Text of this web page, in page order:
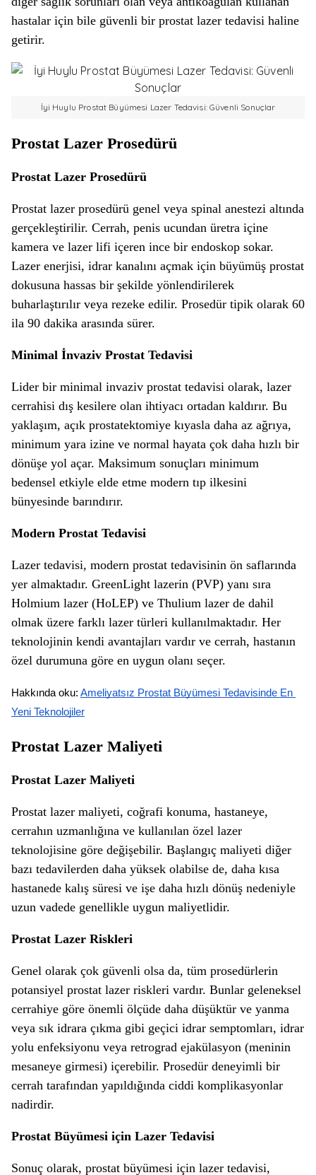
hastalar için bile güvenli bir prostat lazer tedavisi haline
getirir.
İyi Huylu Prostat Büyümesi Lazer Tedavisi: Güvenli Sonuçlar
Prostat Lazer Prosedürü
Prostat Lazer Prosedürü
Prostat lazer prosedürü genel veya spinal anestezi altında
gerçekleştirilir. Cerrah, penis ucundan üretra içine
kamera ve lazer lifi içeren ince bir endoskop sokar.
Lazer enerjisi, idrar kanalını açmak için büyümüş prostat
dokusuna hassas bir şekilde yönlendirilerek
buharlaştırılır veya rezeke edilir. Prosedür tipik olarak 60
ila 90 dakika arasında sürer.
Minimal İnvaziv Prostat Tedavisi
Lider bir minimal invaziv prostat tedavisi olarak, lazer
cerrahisi dış kesilere olan ihtiyacı ortadan kaldırır. Bu
yaklaşım, açık prostatektomiye kıyasla daha az ağrıya,
minimum yara izine ve normal hayata çok daha hızlı bir
dönüşe yol açar. Maksimum sonuçları minimum
bedensel etkiyle elde etme modern tıp ilkesini
bünyesinde barındırır.
Modern Prostat Tedavisi
Lazer tedavisi, modern prostat tedavisinin ön saflarında
yer almaktadır. GreenLight lazerin (PVP) yanı sıra
Holmium lazer (HoLEP) ve Thulium lazer de dahil
olmak üzere farklı lazer türleri kullanılmaktadır. Her
teknolojinin kendi avantajları vardır ve cerrah, hastanın
özel durumuna göre en uygun olanı seçer.
Hakkında oku: Ameliyatsız Prostat Büyümesi Tedavisinde En
Yeni Teknolojiler
Prostat Lazer Maliyeti
Prostat Lazer Maliyeti
Prostat lazer maliyeti, coğrafi konuma, hastaneye,
cerrahın uzmanlığına ve kullanılan özel lazer
teknolojisine göre değişebilir. Başlangıç maliyeti diğer
bazı tedavilerden daha yüksek olabilse de, daha kısa
hastanede kalış süresi ve işe daha hızlı dönüş nedeniyle
uzun vadede genellikle uygun maliyetlidir.
Prostat Lazer Riskleri
Genel olarak çok güvenli olsa da, tüm prosedürlerin
potansiyel prostat lazer riskleri vardır. Bunlar geleneksel
cerrahiye göre önemli ölçüde daha düşüktür ve yanma
veya sık idrara çıkma gibi geçici idrar semptomları, idrar
yolu enfeksiyonu veya retrograd ejakülasyon (meninin
mesaneye girmesi) içerebilir. Prosedür deneyimli bir
cerrah tarafından yapıldığında ciddi komplikasyonlar
nadirdir.
Prostat Büyümesi için Lazer Tedavisi
Sonuç olarak, prostat büyümesi için lazer tedavisi,